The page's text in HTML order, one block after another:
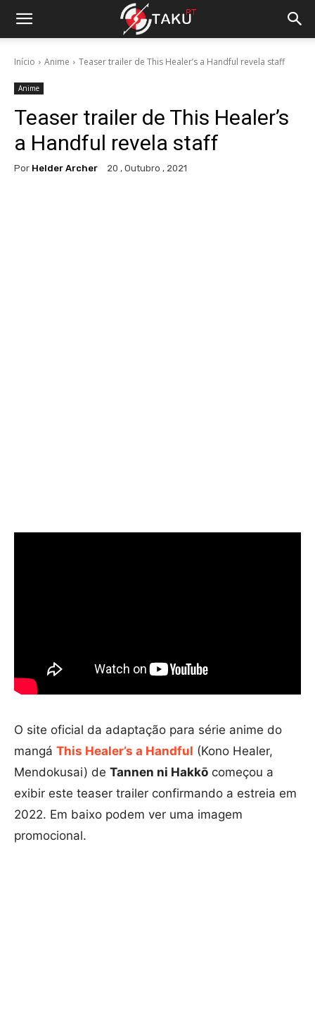
Início Anime Teaser trailer de This Healer’s a Handful revela staff
Anime
Teaser trailer de This Healer’s
a Handful revela staff
Por Helder Archer 20 , Outubro , 2021
O site oficial da adaptação para série anime do
mangá This Healer’s a Handful (Kono Healer,
Mendokusai) de Tannen ni Hakkō começou a
exibir este teaser trailer confirmando a estreia em
2022. Em baixo podem ver uma imagem
promocional.